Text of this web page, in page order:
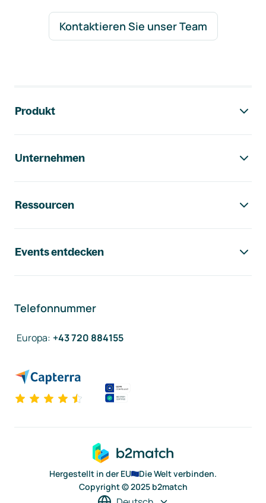
Kontaktieren Sie unser Team
Produkt
Unternehmen
Ressourcen
Events entdecken
Telefonnummer
Europa: +43 720 884155
Hergestellt in der EU
Die Welt verbinden.
Copyright © 2025 b2match